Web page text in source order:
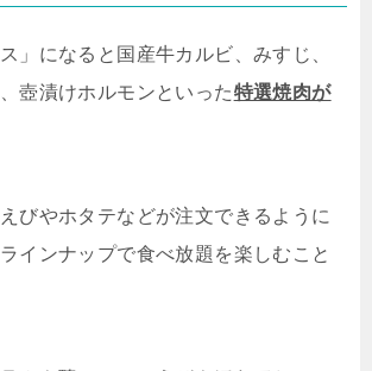
」になると国産牛カルビ、みすじ、
壺漬けホルモンといった特選焼肉が
びやホタテなどが注文できるように
インナップで食べ放題を楽しむこと